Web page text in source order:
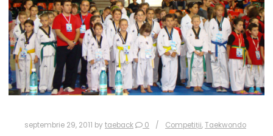
septembrie 29, 2011 by taeback 0 Competiții,Taekwondo